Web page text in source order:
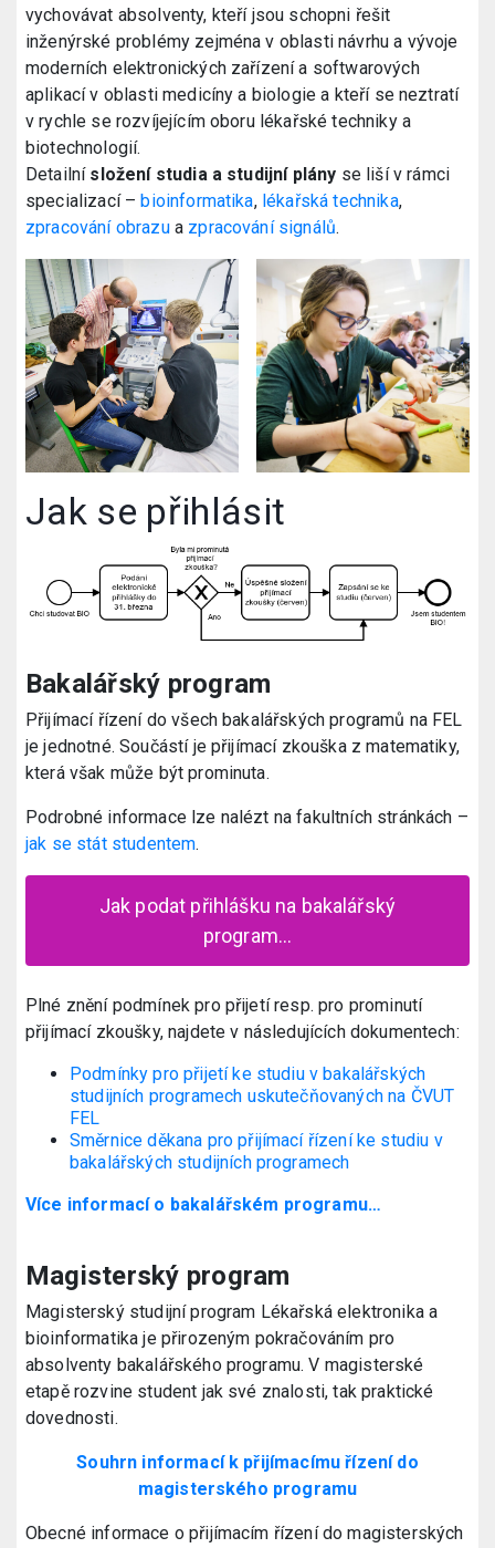
vychovávat absolventy, kteří jsou schopni řešit
inženýrské problémy zejména v oblasti návrhu a vývoje
moderních elektronických zařízení a softwarových
aplikací v oblasti medicíny a biologie a kteří se neztratí
v rychle se rozvíjejícím oboru lékařské techniky a
biotechnologií.
Detailní složení studia a studijní plány se liší v rámci
specializací –bioinformatika, lékařská technika,
zpracování obrazua zpracování signálů.
Jak se přihlásit
Bakalářský program
Přijímací řízení do všech bakalářských programů na FEL
je jednotné. Součástí je přijímací zkouška z matematiky,
která však může být prominuta.
Podrobné informace lze nalézt na fakultních stránkách –
jak se stát studentem.
Jak podat přihlášku na bakalářský
program…
Plné znění podmínek pro přijetí resp. pro prominutí
přijímací zkoušky, najdete v následujících dokumentech:
Podmínky pro přijetí ke studiu v bakalářských
studijních programech uskutečňovaných na ČVUT
FEL
Směrnice děkana pro přijímací řízení ke studiu v
bakalářských studijních programech
Více informací o bakalářském programu…
Magisterský program
Magisterský studijní program Lékařská elektronika a
bioinformatika je přirozeným pokračováním pro
absolventy bakalářského programu. V magisterské
etapě rozvine student jak své znalosti, tak praktické
dovednosti.
Souhrn informací k přijímacímu řízení do
magisterského programu
Obecné informace o přijímacím řízení do magisterských